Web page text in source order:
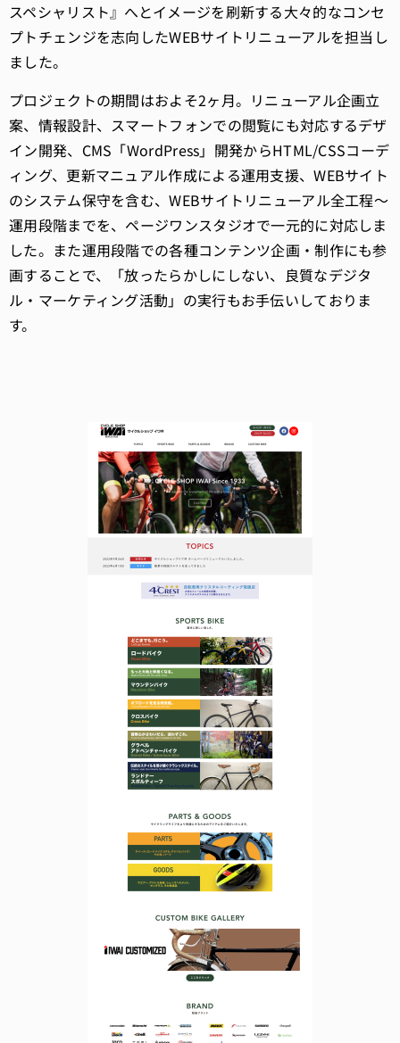
スペシャリスト』へとイメージを刷新する大々的なコンセ
プトチェンジを志向したWEBサイトリニューアルを担当し
ました。
プロジェクトの期間はおよそ2ヶ月。リニューアル企画立
案、情報設計、スマートフォンでの閲覧にも対応するデザ
イン開発、CMS「WordPress」開発からHTML/CSSコーデ
ィング、更新マニュアル作成による運用支援、WEBサイト
のシステム保守を含む、WEBサイトリニューアル全工程〜
運用段階までを、ページワンスタジオで一元的に対応しま
した。また運用段階での各種コンテンツ企画・制作にも参
画することで、「放ったらかしにしない、良質なデジタ
ル・マーケティング活動」の実行もお手伝いしておりま
す。